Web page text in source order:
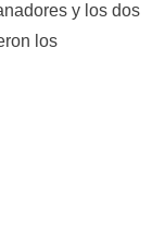
y los dos
los